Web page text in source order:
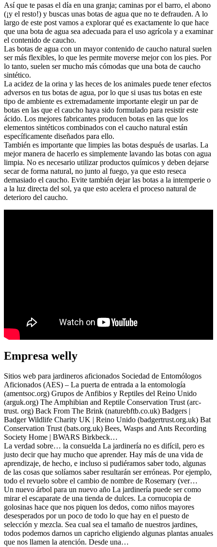
Así que te pasas el día en una granja; caminas por el barro, el abono
(¡y el resto!) y buscas unas botas de agua que no te defrauden. A lo
largo de este post vamos a explorar qué es exactamente lo que hace
que una bota de agua sea adecuada para el uso agrícola y a examinar
el contenido de caucho.
Las botas de agua con un mayor contenido de caucho natural suelen
ser más flexibles, lo que les permite moverse mejor con los pies. Por
lo tanto, suelen ser mucho más cómodas que una bota de caucho
sintético.
La acidez de la orina y las heces de los animales puede tener efectos
adversos en tus botas de agua, por lo que si usas tus botas en este
tipo de ambiente es extremadamente importante elegir un par de
botas en las que el caucho haya sido formulado para resistir este
ácido. Los mejores fabricantes producen botas en las que los
elementos sintéticos combinados con el caucho natural están
específicamente diseñados para ello.
También es importante que limpies las botas después de usarlas. La
mejor manera de hacerlo es simplemente lavando las botas con agua
limpia. No es necesario utilizar productos químicos y deben dejarse
secar de forma natural, no junto al fuego, ya que esto reseca
demasiado el caucho. Evite también dejar las botas a la intemperie o
a la luz directa del sol, ya que esto acelera el proceso natural de
deterioro del caucho.
Empresa welly
Sitios web para jardineros aficionados Sociedad de Entomólogos
Aficionados (AES) – La puerta de entrada a la entomología
(amentsoc.org) Grupos de Anfibios y Reptiles del Reino Unido
(arguk.org) The Amphibian and Reptile Conservation Trust (arc-
trust. org) Back From The Brink (naturebftb.co.uk) Badgers |
Badger Wildlife Charity UK | Reino Unido (badgertrust.org.uk) Bat
Conservation Trust (bats.org.uk) Bees, Wasps and Ants Recording
Society Home | BWARS Birkbeck…
La verdad sobre… la consuelda La jardinería no es difícil, pero es
justo decir que hay mucho que aprender. Hay más de una vida de
aprendizaje, de hecho, e incluso si pudiéramos saber todo, algunas
de las cosas que solíamos saber resultarán ser erróneas. Por ejemplo,
todo el revuelo sobre el cambio de nombre de Rosemary (ver…
Un nuevo árbol para un nuevo año La jardinería puede ser como
mirar el escaparate de una tienda de dulces. La cornucopia de
golosinas hace que nos piquen los dedos, como niños mayores
desesperados por un poco de todo lo que hay en el puesto de
selección y mezcla. Sea cual sea el tamaño de nuestros jardines,
todos podemos darnos un capricho eligiendo algunas plantas anuales
que nos llamen la atención. Desde una…